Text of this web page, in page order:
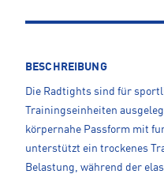
BESCHREIBUNG
Die Radtights sind für
Trainingseinheiten
körpernahe Passform mit
unterstützt ein trockenes
Belastung, während der